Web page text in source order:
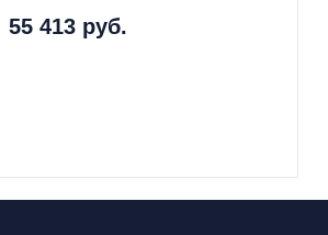
55 413 руб.